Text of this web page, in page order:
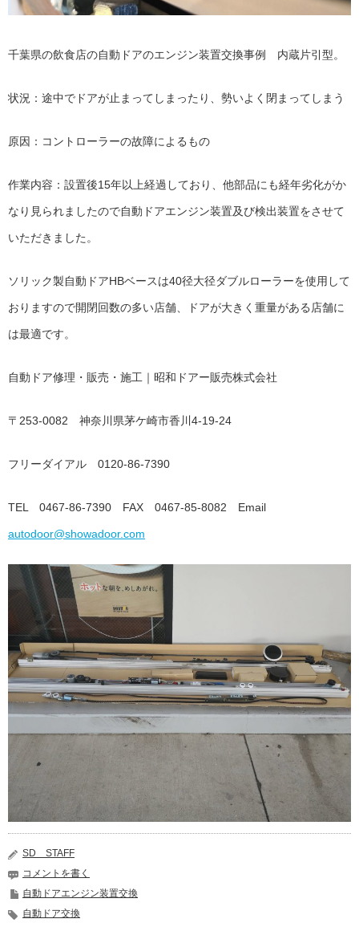
千葉県の飲食店の自動ドアのエンジン装置交換事例 内蔵片引型。
状況：途中でドアが止まってしまったり、勢いよく閉まってしまう
原因：コントローラーの故障によるもの
作業内容：設置後15年以上経過しており、他部品にも経年劣化がか
なり見られましたので自動ドアエンジン装置及び検出装置をさせて
いただきました。
ソリック製自動ドアHBベースは40径大径ダブルローラーを使用して
おりますので開閉回数の多い店舗、ドアが大きく重量がある店舗に
は最適です。
自動ドア修理・販売・施工｜昭和ドアー販売株式会社
〒253-0082 神奈川県茅ケ崎市香川4-19-24
フリーダイアル 0120-86-7390
TEL 0467-86-7390 FAX 0467-85-8082 Email
autodoor@showadoor.com
SD STAFF
コメントを書く
自動ドアエンジン装置交換
自動ドア交換